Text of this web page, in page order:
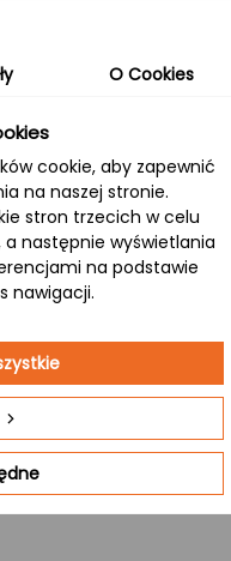
jednorodny
i odporność na
zapewnia trwałość
naturalną
kolorystykę,
aranżacjami
przygotuje dla Ciebie
mamy dla
profesjonalną
zawierają wszystkie
podstopnie, policzki
i uzyskaj szczegółową
O Cookies
cookie, aby zapewnić
na naszej stronie.
stron trzecich w celu
a następnie wyświetlania
na podstawie
nawigacji.